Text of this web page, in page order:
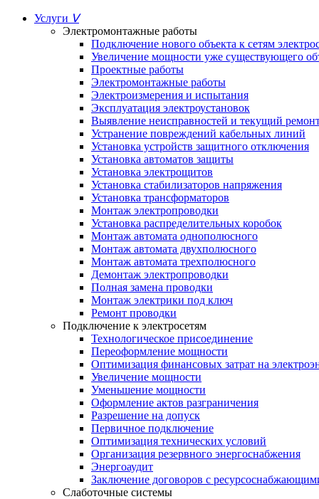
Услуги ᐯ
Электромонтажные работы
Подключение нового объекта к сетям
Увеличение мощности уже существующего
Проектные работы
Электромонтажные работы
Электроизмерения и испытания
Эксплуатация электроустановок
Выявление неисправностей и текущий
Устранение повреждений кабельных линий
Установка устройств защитного отключения
Установка автоматов защиты
Установка электрощитов
Установка стабилизаторов напряжения
Установка трансформаторов
Монтаж электропроводки
Установка распределительных коробок
Монтаж автомата однополюсного
Монтаж автомата двухполюсного
Монтаж автомата трехполюсного
Демонтаж электропроводки
Полная замена проводки
Монтаж электрики под ключ
Ремонт проводки
Подключение к электросетям
Технологическое присоединение
Переоформление мощности
Оптимизация финансовых затрат на
Увеличение мощности
Уменьшение мощности
Оформление актов разграничения
Разрешение на допуск
Первичное подключение
Оптимизация технических условий
Организация резервного энергоснабжения
Энергоаудит
Заключение договоров с
Слаботочные системы